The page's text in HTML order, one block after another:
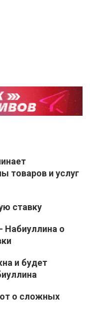
товаров и услуг
ставку
Набиуллина о
и будет
о сложных